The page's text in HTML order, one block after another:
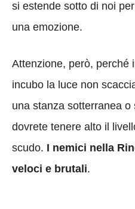
si estende sotto di noi
una emozione.
Attenzione, però, perché
incubo la luce non
una stanza sotterranea
dovrete tenere alto il
scudo. I nemici nella
veloci e brutali.